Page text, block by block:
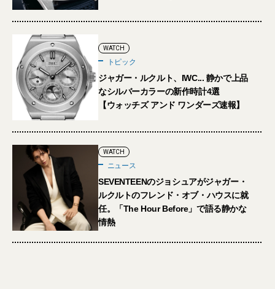
WATCH
トピック
ジャガー・ルクルト、IWC... 静かで上品
なシルバーカラーの新作時計4選
【ウォッチズ アンド ワンダーズ速報】
WATCH
ニュース
SEVENTEENのジョシュアがジャガー・
ルクルトのフレンド・オブ・ハウスに就
任。「The Hour Before」で語る静かな
情熱